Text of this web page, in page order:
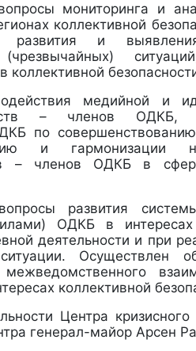
мониторинга и
коллективной
развития и
(чрезвычайных)
медийной и
– членов ОДКБ,
по
и гармонизации
– членов ОДКБ в
развития
ОДКБ в интересах
деятельности и при
Осуществлен
коллективной
Центра кризисного
генерал-майор Арсен